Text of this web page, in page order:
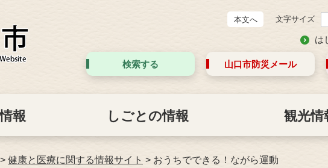
本文へ 文字サイズ
は
検索する 山口市防災 メール
報 しごとの情報 観光情
> 健康と医療に関する情報サイト > おうちでできる！ながら運動